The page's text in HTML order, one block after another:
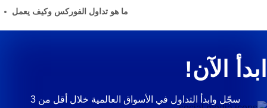
ما هو تداول الفوركس وكيف يعمل
ابدأ الآن!
سجّل وابدأ التداول في الأسواق العالمية خلال أقل من 3